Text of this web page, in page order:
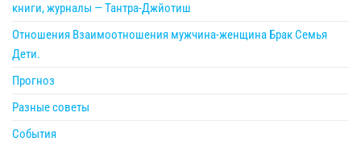
книги, журналы — Тантра-Джйотиш
Отношения Взаимоотношения мужчина-женщина Брак Семья
Дети.
Прогноз
Разные советы
События